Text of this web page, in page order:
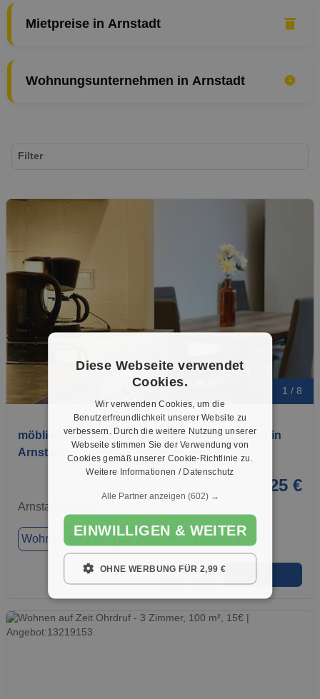
Mietpreise in Arnstadt
Wohnungsunternehmen in Arnstadt
1 / 8
möblierte Unterkunft Appartement WG Zimmer in
Arnstadt
25 €
Arnstadt, 99310
Wohnen auf Zeit ca. 20,00 m² Zimmer 5
★ ➦
Filter
Diese Webseite verwendet
Cookies.
Wir verwenden Cookies, um die
Benutzerfreundlichkeit unserer Website zu
verbessern. Durch die weitere Nutzung unserer
Webseite stimmen Sie der Verwendung von
Cookies gemäß unserer Cookie-Richtlinie zu.
Weitere Informationen / Datenschutz
Alle Partner anzeigen (602) →
EINWILLIGEN & WEITER
OHNE WERBUNG FÜR 2,99 €